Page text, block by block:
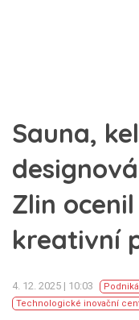
Sauna,
Zlin
kreativní
4. 12. 2025 | 10:03
Technologické inovační